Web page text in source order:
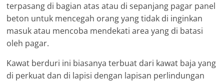
terpasang di bagian atas atau di sepanjang pagar panel
beton untuk mencegah orang yang tidak di inginkan
masuk atau mencoba mendekati area yang di batasi
oleh pagar.
Kawat berduri ini biasanya terbuat dari kawat baja yang
di perkuat dan di lapisi dengan lapisan perlindungan